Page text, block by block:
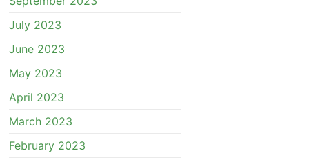
July 2023
June 2023
May 2023
April 2023
March 2023
February 2023